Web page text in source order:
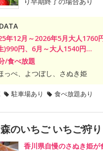
年12月～2026年5月大人1760
)990円、6月～大人1540円...
/食べ放題
っぺ、よつぼし、さぬき姫
駐車場あり 食べ放題あり
のいちご いちご狩り
香川県自慢のさぬき姫が